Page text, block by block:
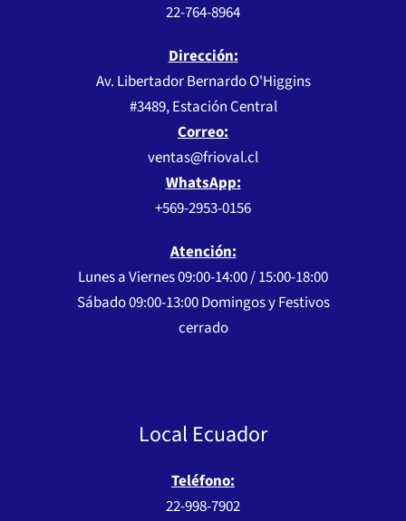
22-764-8964
Dirección:
Av. Libertador Bernardo O'Higgins
#3489, Estación Central
Correo:
ventas@frioval.cl
WhatsApp:
+569-2953-0156
Atención:
Lunes a Viernes 09:00-14:00 / 15:00-18:00
Sábado 09:00-13:00 Domingos y Festivos
cerrado
Local Ecuador
Teléfono:
22-998-7902